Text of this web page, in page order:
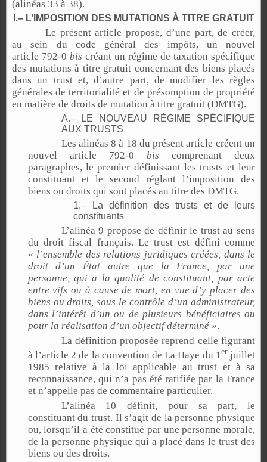
(alinéas 33 à 38).
I.– L’IMPOSITION DES MUTATIONS À TITRE GRATUIT
Le présent article propose, d’une part, de créer,
au sein du code général des impôts, un nouvel
article 792-0 bis créant un régime de taxation spécifique
des mutations à titre gratuit concernant des biens placés
dans un trust et, d’autre part, de modifier les règles
générales de territorialité et de présomption de propriété
en matière de droits de mutation à titre gratuit (DMTG).
A.– LE NOUVEAU RÉGIME SPÉCIFIQUE
AUX TRUSTS
Les alinéas 8 à 18 du présent article créent un
nouvel article 792-0 bis comprenant deux
paragraphes, le premier définissant les trusts et leur
constituant et le second réglant l’imposition des
biens ou droits qui sont placés au titre des DMTG.
1.– La définition des trusts et de leurs
constituants
L’alinéa 9 propose de définir le trust au sens
du droit fiscal français. Le trust est défini comme
« l’ensemble des relations juridiques créées, dans le
droit d’un État autre que la France, par une
personne, qui a la qualité de constituant, par acte
entre vifs ou à cause de mort, en vue d’y placer des
biens ou droits, sous le contrôle d’un administrateur,
dans l’intérêt d’un ou de plusieurs bénéficiaires ou
pour la réalisation d’un objectif déterminé».
La définition proposée reprend celle figurant
à l’article 2 de la convention de La Haye du 1er juillet
1985 relative à la loi applicable au trust et à sa
reconnaissance, qui n’a pas été ratifiée par la France
et n’appelle pas de commentaire particulier.
L’alinéa 10 définit, pour sa part, le
constituant du trust. Il s’agit de la personne physique
ou, lorsqu’il a été constitué par une personne morale,
de la personne physique qui a placé dans le trust des
biens ou des droits.